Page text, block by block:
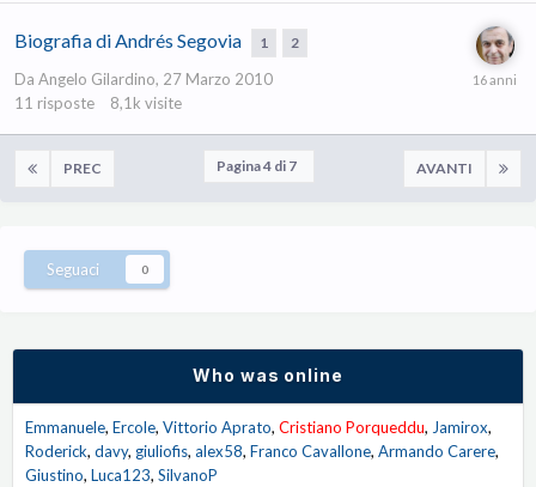
Biografia di Andrés Segovia 1 2
Da Angelo Gilardino, 27 Marzo 2010
11 risposte 8,1k visite
PREC AVANTI
Pagina 4 di 7
Seguaci 0
Who was online
Emmanuele Ercole Vittorio Aprato Cristiano Porqueddu
Jamirox
Roderick davy giuliofis alex58 Franco Cavallone Armando Carere
Giustino Luca123 SilvanoP